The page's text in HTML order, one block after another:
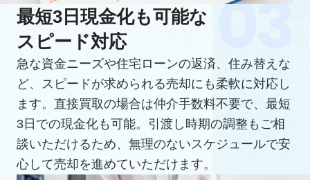
最短3日現金化も可能な
スピード対応
急な資金ニーズや住宅ローンの返済、住み替えな
ど、スピードが求められる売却にも柔軟に対応し
ます。直接買取の場合は仲介手数料不要で、最短
3日での現金化も可能。引渡し時期の調整もご相
談いただけるため、無理のないスケジュールで安
心して売却を進めていただけます。